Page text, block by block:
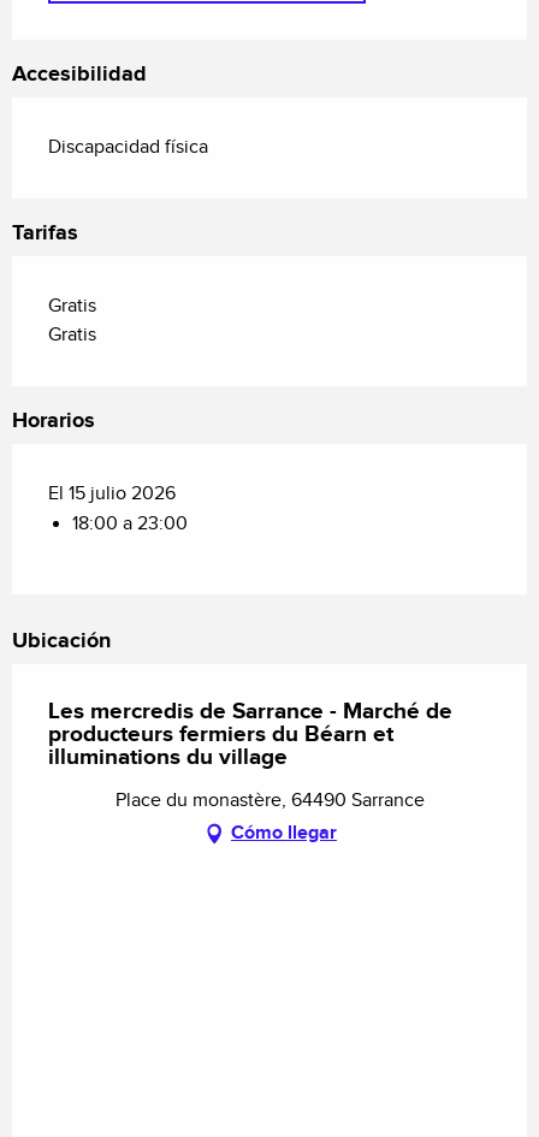
Accesibilidad
Discapacidad física
Tarifas
Gratis
Gratis
Horarios
El 15 julio 2026
18:00 a 23:00
Ubicación
Les mercredis de Sarrance - Marché de
producteurs fermiers du Béarn et
illuminations du village
Place du monastère, 64490 Sarrance
Cómo llegar